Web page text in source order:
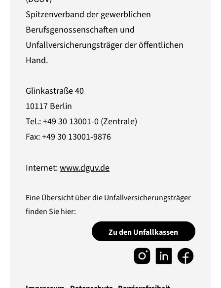
Spitzenverband der gewerblichen
Berufsgenossenschaften und
Unfallversicherungsträger der öffentlichen
Hand.
Glinkastraße 40
10117 Berlin
Tel.: +49 30 13001-0 (Zentrale)
Fax: +49 30 13001-9876
Internet:www.dguv.de
Eine Übersicht über die Unfallversicherungsträger
finden Sie hier:
Zu den Unfallkassen